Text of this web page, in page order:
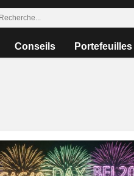
Conseils Portefeuilles